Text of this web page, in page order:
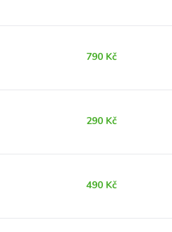
790 Kč
290 Kč
490 Kč